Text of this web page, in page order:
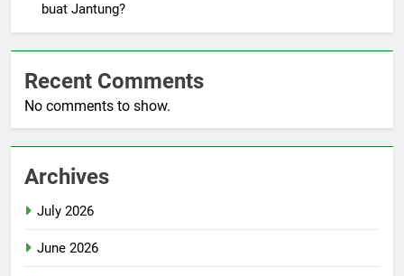
buat Jantung?
Recent Comments
No comments to show.
Archives
July 2026
June 2026